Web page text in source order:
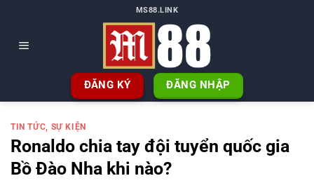
MS88.LINK
ĐĂNG KÝ ĐĂNG NHẬP
TIN TỨC, SỰ KIỆN
Ronaldo chia tay đội tuyển quốc gia
Bồ Đào Nha khi nào?